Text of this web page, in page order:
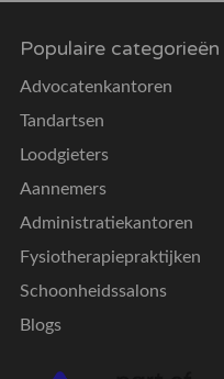
Populaire categorieën
Advocatenkantoren
Tandartsen
Loodgieters
Aannemers
Administratiekantoren
Fysiotherapiepraktijken
Schoonheidssalons
Blogs